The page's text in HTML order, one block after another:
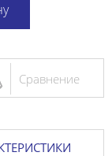
Сравнение